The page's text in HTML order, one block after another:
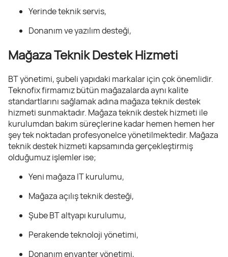
Yerinde teknik servis,
Donanım ve yazılım desteği,
Mağaza Teknik Destek Hizmeti
BT yönetimi, şubeli yapıdaki markalar için çok önemlidir.
Teknofix firmamız bütün mağazalarda aynı kalite
standartlarını sağlamak adına mağaza teknik destek
hizmeti sunmaktadır. Mağaza teknik destek hizmeti ile
kurulumdan bakım süreçlerine kadar hemen hemen her
şey tek noktadan profesyonelce yönetilmektedir. Mağaza
teknik destek hizmeti kapsamında gerçekleştirmiş
olduğumuz işlemler ise;
Yeni mağaza IT kurulumu,
Mağaza açılış teknik desteği,
Şube BT altyapı kurulumu,
Perakende teknoloji yönetimi,
Donanım envanter yönetimi,